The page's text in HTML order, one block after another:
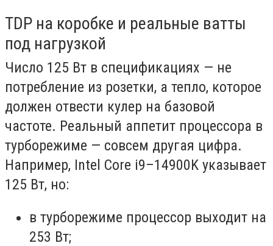
TDP на коробке и реальные ватты
под нагрузкой
Число 125 Вт в спецификациях — не
потребление из розетки, а тепло, которое
должен отвести кулер на базовой
частоте. Реальный аппетит процессора в
турборежиме — совсем другая цифра.
Например, Intel Core i9–14900K указывает
125 Вт, но:
в турборежиме процессор выходит на
253 Вт;